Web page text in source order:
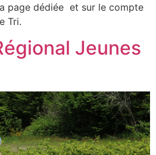
page dédiée et sur le compte
Tri.
Jeunes